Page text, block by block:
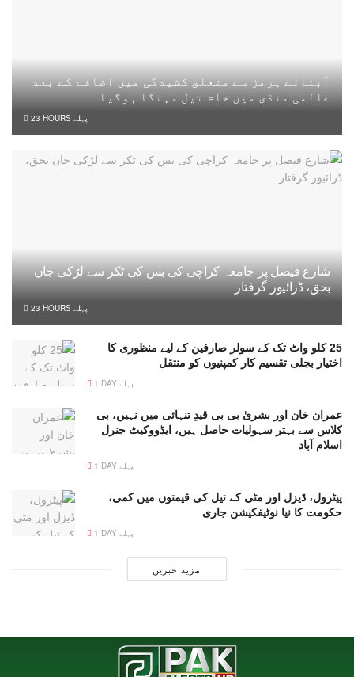
آبنائے ہرمز سے متعلق کشیدگی میں اضافے کے بعد
عالمی منڈی میں خام تیل مہنگا ہوگیا
23 HOURS پہلے
شارع فیصل پر جامعہ کراچی کی بس کی ٹکر سے لڑکی جاں
بحق، ڈرائیور گرفتار
23 HOURS پہلے
25 کلو واٹ تک کے سولر صارفین کے لیے منظوری کا
اختیار بجلی تقسیم کار کمپنیوں کو منتقل
1 DAY پہلے
عمران خان اور بشریٰ بی بی قیدِ تنہائی میں نہیں، بی
کلاس سے بہتر سہولیات حاصل ہیں، ایڈووکیٹ جنرل
اسلام آباد
1 DAY پہلے
پیٹرول، ڈیزل اور مٹی کے تیل کی قیمتوں میں کمی،
حکومت کا نیا نوٹیفکیشن جاری
1 DAY پہلے
مزید خبریں